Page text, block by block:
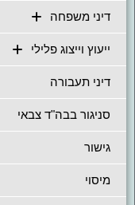
דיני משפחה
ייעוץ וייצוג פלילי
דיני תעבורה
סניגור בבה"ד צבאי
גישור
מיסוי